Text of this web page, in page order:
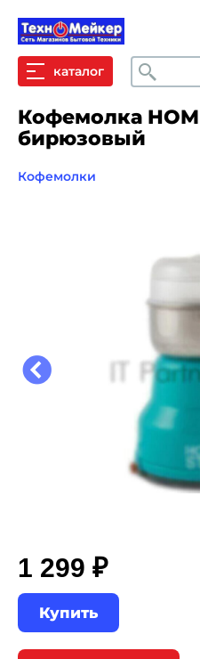
каталог Поиск
Кофемолка
бирюзовый
Кофемолки
1 299 ₽
Купить